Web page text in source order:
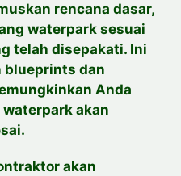
rencana dasar,
waterpark sesuai
telah disepakati. Ini
blueprints dan
Anda
akan
akan